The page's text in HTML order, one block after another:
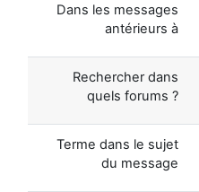
Dans les messages
antérieurs à
Rechercher dans
quels forums ?
Terme dans le sujet
du message